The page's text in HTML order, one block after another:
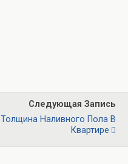
Следующая Запись
Толщина Наливного Пола В
Квартире